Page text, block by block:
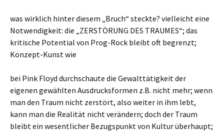
was wirklich hinter diesem „Bruch“ steckte? vielleicht eine
Notwendigkeit: die „ZERSTÖRUNG DES TRAUMES“; das
kritische Potential von Prog-Rock bleibt oft begrenzt;
Konzept-Kunst wie
bei Pink Floyd durchschaute die Gewalttätigkeit der
eigenen gewählten Ausdrucksformen z.B. nicht mehr; wenn
man den Traum nicht zerstört, also weiter in ihm lebt,
kann man die Realität nicht verändern; doch der Traum
bleibt ein wesentlicher Bezugspunkt von Kultur überhaupt;